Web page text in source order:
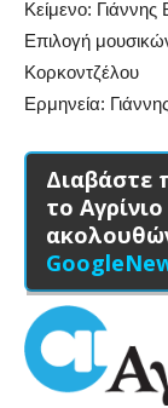
Κείμενο: Γιάννης
Επιλογή
Κορκοντζέλου
Ερμηνεία:
Διαβάστε
το